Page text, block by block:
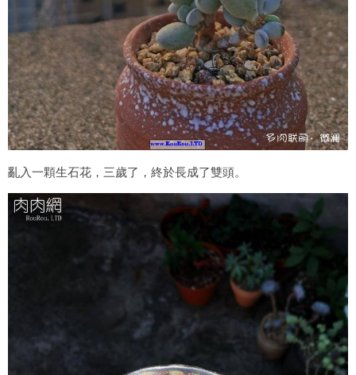
亂入一顆生石花，三歲了，終於長成了雙頭。